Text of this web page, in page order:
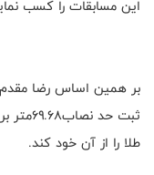
این مسابقات را کسب
بر همین اساس رضا
ثبت
طلا را از آن خود کند.